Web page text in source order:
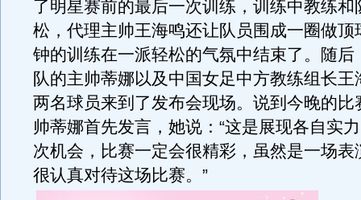
了明星赛前的最后一次训练，训练中教练和
松，代理主帅王海鸣还让队员围成一圈做顶
钟的训练在一派轻松的气氛中结束了。随后
队的主帅蒂娜以及中国女足中方教练组长王
两名球员来到了发布会现场。说到今晚的比
帅蒂娜首先发言，她说：“这是展现各自实
次机会，比赛一定会很精彩，虽然是一场表
很认真对待这场比赛。 ”